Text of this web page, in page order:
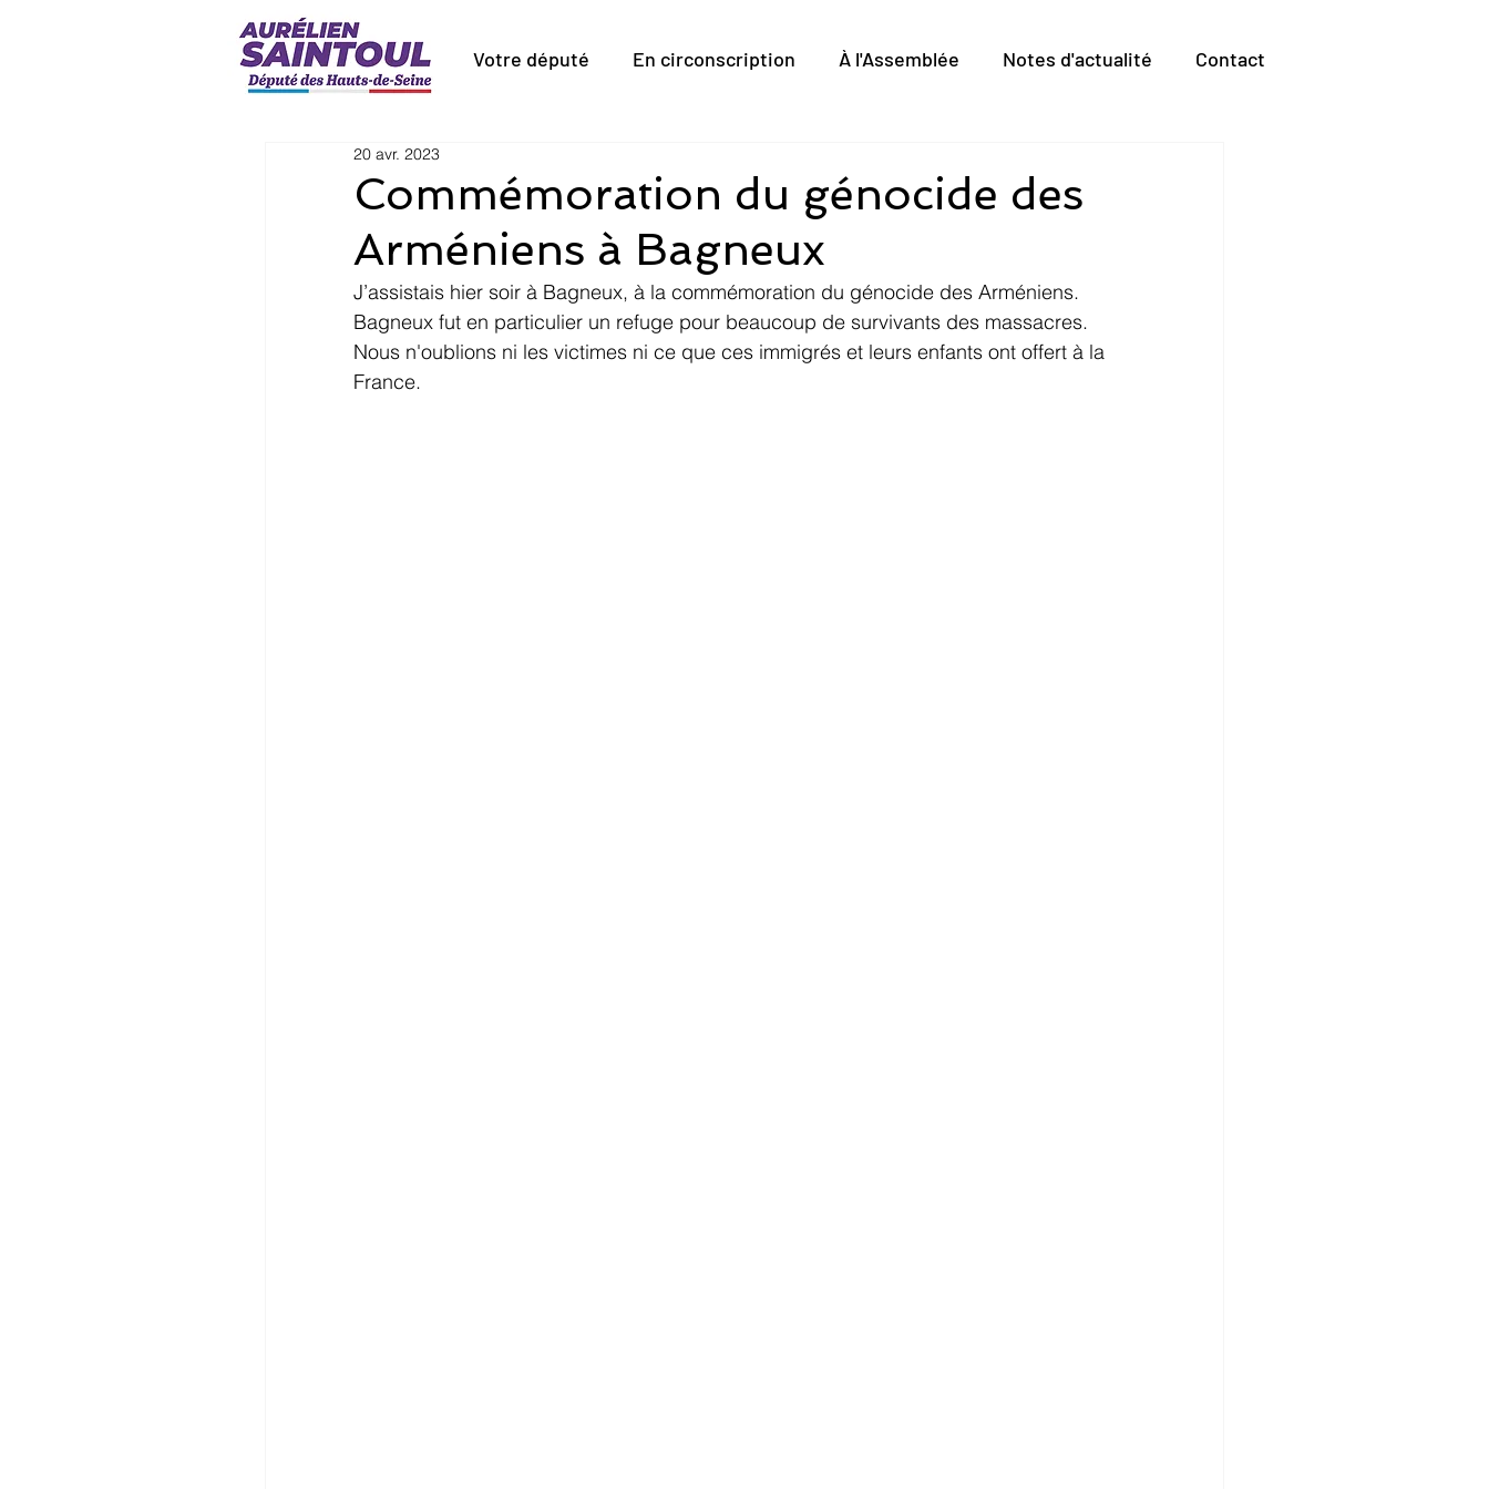
Votre député En circonscription À l'Assemblée Notes d'actualité Contact
Commémoration du génocide des
Arméniens à Bagneux
20 avr. 2023
J’assistais hier soir à Bagneux, à la commémoration du génocide des Arméniens.
Bagneux fut en particulier un refuge pour beaucoup de survivants des massacres.
Nous n'oublions ni les victimes ni ce que ces immigrés et leurs enfants ont offert à la
France.